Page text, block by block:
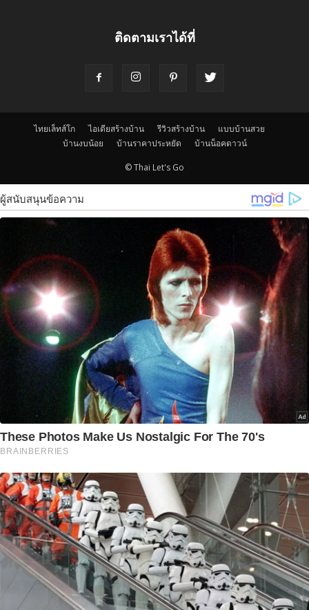
ติดตามเราได้ที่
ไทยเล็ทส์โก ไอเดียสร้างบ้าน รีวิวสร้างบ้าน
แบบบ้านสวย
บ้านงบน้อย
บ้านราคาประหยัด บ้านน็อคดาวน์
© Thai Let's Go